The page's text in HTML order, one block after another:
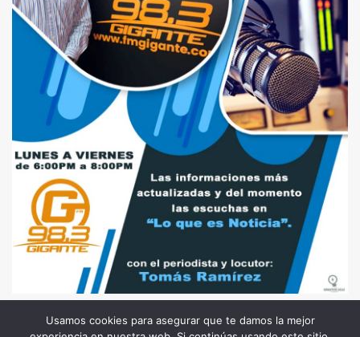
Usamos cookies para asegurar que te damos la mejor